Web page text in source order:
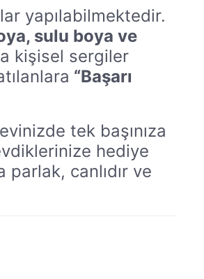
yapılabilmektedir.
sulu boya ve
kişisel sergiler
“Başarı
tek başınıza
hediye
canlıdır ve